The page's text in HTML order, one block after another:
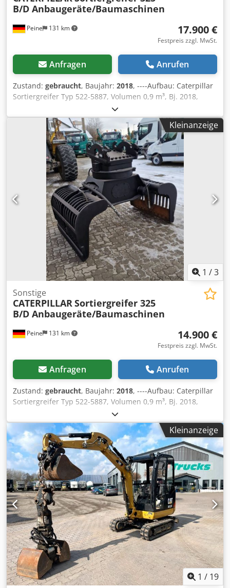
Peine 131 km
B/D Anbaugeräte/Baumaschinen
17.900 €
Festpreis zzgl. MwSt.
Anfragen Anrufen
Zustand: gebraucht, Baujahr: 2018, ----Aufbau: Caterpillar
Sortiergreifer Typ 522-5887, Volumen 0,9 m³, Bj. 2018,
Gewicht: 2.073 kg. I.D.-Plate Modell 226-4127, Typ
CW20/CW30/CW40, Bj. 2018, Gewicht: 141,2kg Credpjqw S
D Tsfx Agmef Verkauf nur an Gewerbetreibende. BEI
EXPORT IST NUR DER NETTOPREIS ZU BEZAHLEN !!!!! ALLE
ANGABEN OHNE GEWÄHR INS.
AUSSTATTUNG+ZUBEHÖR.Grundlage aller Kaufverträge,
Rechnungen, Proforma-Rechnungen, Bestellungen,
Verkaufsgespräche sind unsere AGBs (Siehe dazu
Impressum).
Kleinanzeige
1 /3
Peine 131 km
Sonstige
CATERPILLARSortiergreifer 325
B/D Anbaugeräte/Baumaschinen
14.900 €
Festpreis zzgl. MwSt.
Anfragen Anrufen
Zustand: gebraucht, Baujahr: 2018, ----Aufbau: Caterpillar
Sortiergreifer Typ 522-5887, Volumen 0,9 m³, Bj. 2018,
Gewicht: 2.073 kg. I.D.-Plate Modell 226-4127, Typ
CW20/CW30/CW40, Bj. 2018, Gewicht: 141,2kg Cjdpfx
Agjqrltremorf Verkauf nur an Gewerbetreibende. BEI
EXPORT IST NUR DER NETTOPREIS ZU BEZAHLEN !!!!! ALLE
ANGABEN OHNE GEWÄHR INS.
AUSSTATTUNG+ZUBEHÖR.Grundlage aller Kaufverträge,
Rechnungen, Proforma-Rechnungen, Bestellungen,
Verkaufsgespräche sind unsere AGBs (Siehe dazu
Impressum).
Kleinanzeige
1 / 19